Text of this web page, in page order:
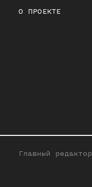
О ПРОЕКТЕ
Главный редактор